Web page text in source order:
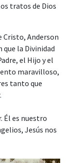
tratos de Dios
Cristo, Anderson
que la Divinidad
el Hijo y el
maravilloso,
tanto que
Él es nuestro
Jesús nos